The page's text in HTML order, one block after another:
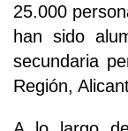
25.000
han sido
secundaria
Región,